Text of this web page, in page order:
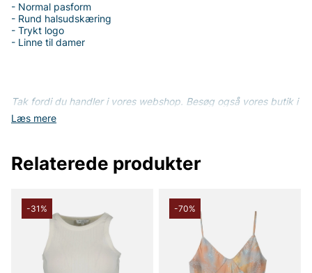
Læs mere
- Normal pasform
- Rund halsudskæring
- Trykt logo
- Linne til damer
Tak fordi du handler i vores webshop. Besøg også vores butik i
Vingåker.
Relaterede produkter
-31% -70%